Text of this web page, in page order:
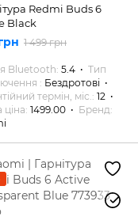
Redmi Buds 6
Black
1 499 грн
Bluetooth 5.4
Тип
Бездротові
термін, міс. 12
ціна 1499.00
Бренд